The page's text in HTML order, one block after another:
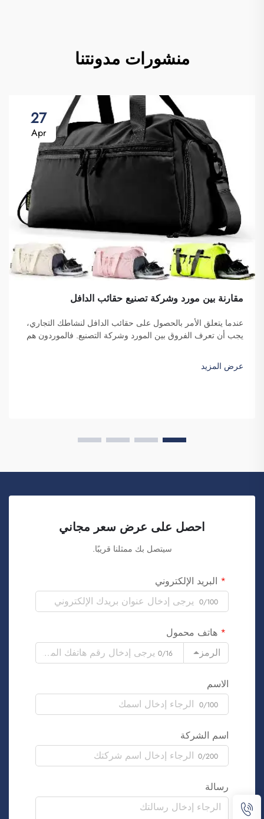
منشورات مدونتنا
27
Apr
مقارنة بين مورد وشركة تصنيع حقائب الدافل
عندما يتعلق الأمر بالحصول على حقائب الدافل لنشاطك التجاري،
يجب أن تعرف الفروق بين المورد وشركة التصنيع. فالموردون هم
فوزهو ساي بولانغ للتجارة خيارًا جيدًا للشركات التي ترغب في...
عرض المزيد
احصل على عرض سعر مجاني
سيتصل بك ممثلنا قريبًا.
البريد الإلكتروني
0/100
هاتف محمول
الرمز
0/16
الاسم
0/100
اسم الشركة
0/200
رسالة